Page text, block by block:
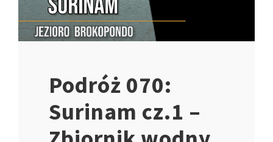
Podróż 070:
Surinam cz.1 –